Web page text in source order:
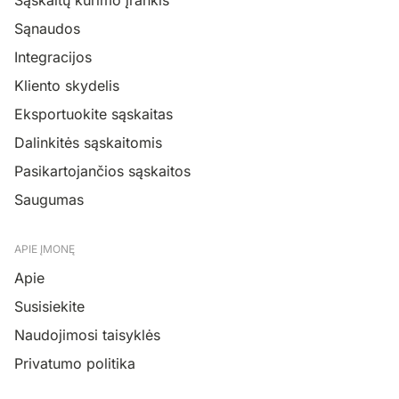
Sąnaudos
Integracijos
Kliento skydelis
Eksportuokite sąskaitas
Dalinkitės sąskaitomis
Pasikartojančios sąskaitos
Saugumas
APIE ĮMONĘ
Apie
Susisiekite
Naudojimosi taisyklės
Privatumo politika